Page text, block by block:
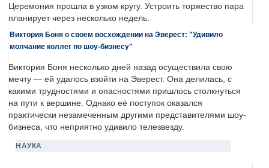
Церемония прошла в узком кругу. Устроить торжество пара
планирует через несколько недель.
Виктория Боня о своем восхождении на Эверест: "Удивило
молчание коллег по шоу-бизнесу"
Виктория Боня несколько дней назад осуществила свою
мечту — ей удалось взойти на Эверест. Она делилась, с
какими трудностями и опасностями пришлось столкнуться
на пути к вершине. Однако её поступок оказался
практически незамеченным другими представителями шоу-
бизнеса, что неприятно удивило телезвезду.
НАУКА